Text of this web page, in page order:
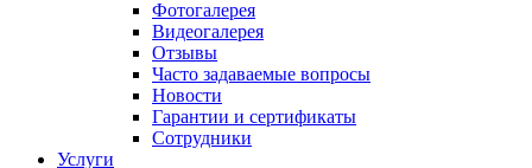
Фотогалерея
Видеогалерея
Отзывы
Часто задаваемые вопросы
Новости
Гарантии и сертификаты
Сотрудники
Услуги